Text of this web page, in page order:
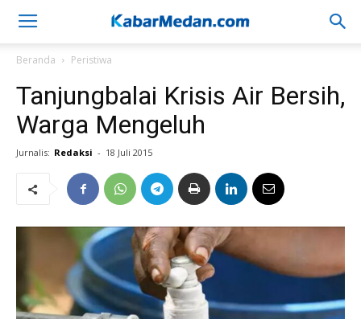
Beranda Peristiwa
Tanjungbalai Krisis Air Bersih,
Warga Mengeluh
Jurnalis: Redaksi - 18 Juli 2015